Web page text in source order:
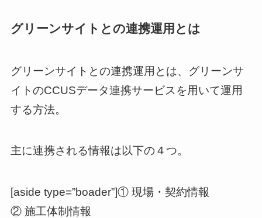
グリーンサイトとの連携運用とは
グリーンサイトとの連携運用とは、グリーンサ
イトのCCUSデータ連携サービスを用いて運用
する方法。
主に連携される情報は以下の４つ。
[aside type=”boader”]① 現場・契約情報
② 施工体制情報